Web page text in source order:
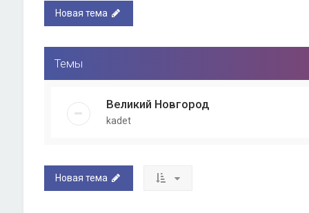
Новая тема
Темы
Великий Новгород
kadet
Новая тема